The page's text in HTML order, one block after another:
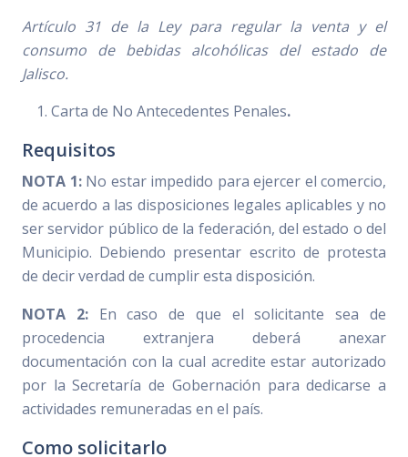
Artículo 31 de la Ley para regular la venta y el
consumo de bebidas alcohólicas del estado de
Jalisco.
Carta de No Antecedentes Penales.
Requisitos
NOTA 1: No estar impedido para ejercer el comercio,
de acuerdo a las disposiciones legales aplicables y no
ser servidor público de la federación, del estado o del
Municipio. Debiendo presentar escrito de protesta
de decir verdad de cumplir esta disposición.
NOTA 2: En caso de que el solicitante sea de
procedencia extranjera deberá anexar
documentación con la cual acredite estar autorizado
por la Secretaría de Gobernación para dedicarse a
actividades remuneradas en el país.
Como solicitarlo